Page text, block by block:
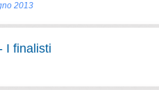
2013
I finalisti